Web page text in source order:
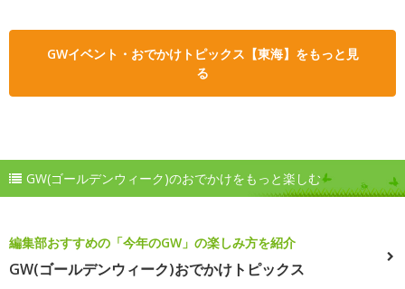
GWイベント・おでかけトピックス【東海】をもっと見
る
GW(ゴールデンウィーク)のおでかけをもっと楽しむ
編集部おすすめの「今年のGW」の楽しみ方を紹介
GW(ゴールデンウィーク)おでかけトピックス